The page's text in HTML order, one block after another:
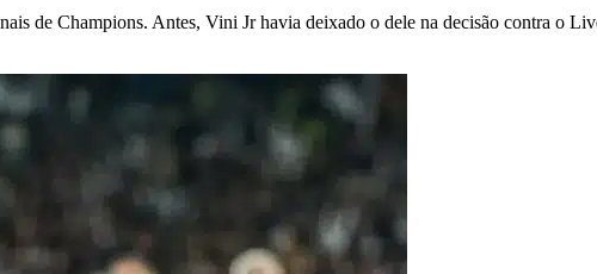
de Champions. Antes, Vini Jr havia deixado o dele na decisão contra o